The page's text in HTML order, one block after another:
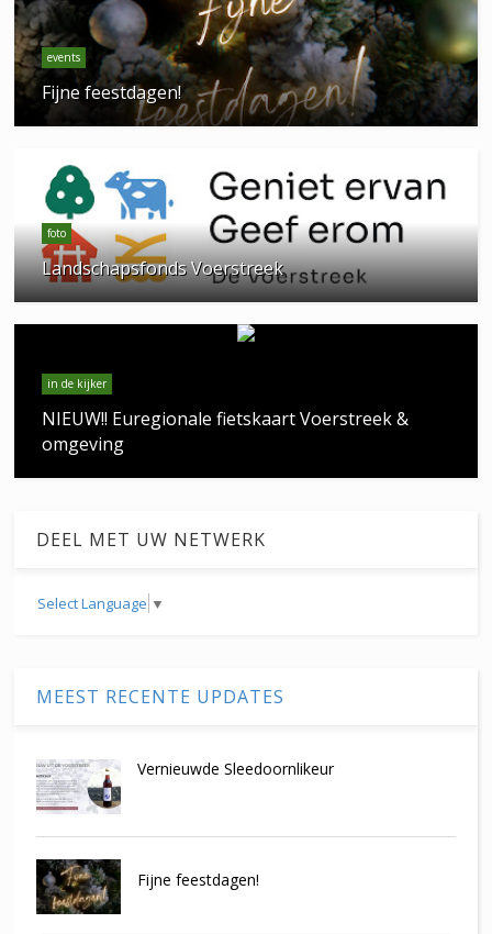
events
Fijne feestdagen!
foto
Landschapsfonds Voerstreek
in de kijker
NIEUW!! Euregionale fietskaart Voerstreek &
omgeving
DEEL MET UW NETWERK
Select Language ▼
MEEST RECENTE UPDATES
Vernieuwde Sleedoornlikeur
Fijne feestdagen!